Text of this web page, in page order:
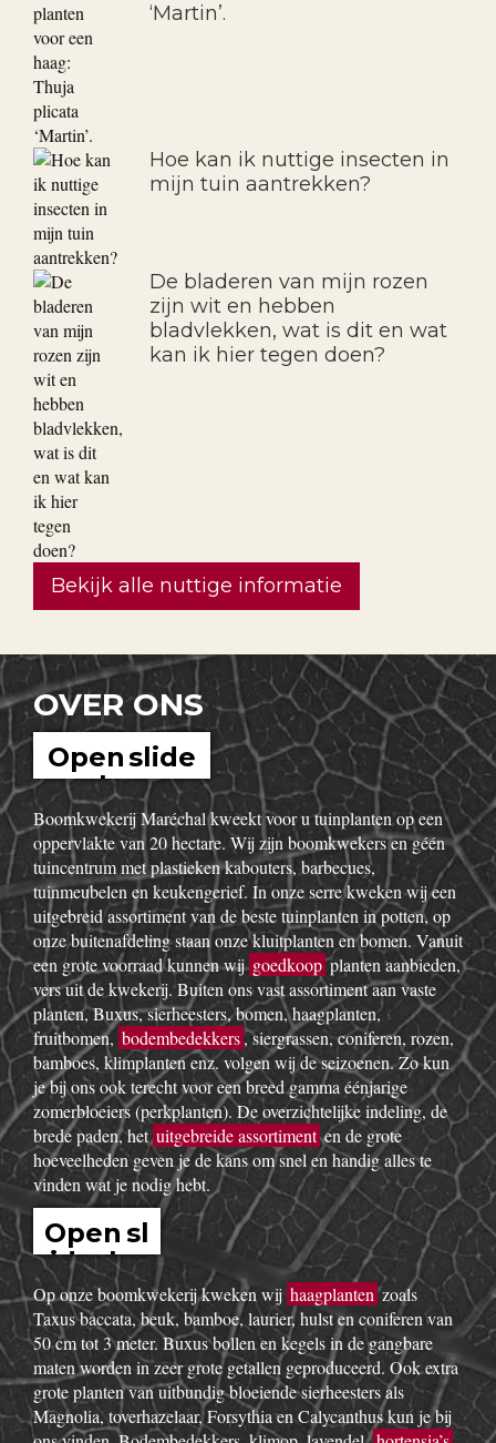
De beste coniferen planten
voor een haag: Thuja plicata
‘Martin’.
Hoe kan ik nuttige insecten in
mijn tuin aantrekken?
Bekijk alle nuttige informatie
OVER ONS
Open slide
show
Boomkwekerij Maréchal kweekt voor u tuinplanten op een
oppervlakte van 20 hectare. Wij zijn boomkwekers en géén
tuincentrum met plastieken kabouters, barbecues,
tuinmeubelen en keukengerief. In onze serre kweken wij een
uitgebreid assortiment van de beste tuinplanten in potten, op
onze buitenafdeling staan onze kluitplanten en bomen. Vanuit
een grote voorraad kunnen wijgoedkoopplanten aanbieden,
vers uit de kwekerij. Buiten ons vast assortiment aan vaste
planten, Buxus, sierheesters, bomen, haagplanten,
fruitbomen, bodembedekkers, siergrassen, coniferen, rozen,
bamboes, klimplanten enz. volgen wij de seizoenen. Zo kun
je bij ons ook terecht voor een breed gamma éénjarige
zomerbloeiers (perkplanten). De overzichtelijke indeling, de
brede paden, hetuitgebreide assortimenten de grote
hoeveelheden geven je de kans om snel en handig alles te
vinden wat je nodig hebt.
Open sl